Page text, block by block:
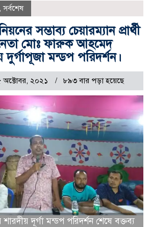
সর্বশেষ
সম্ভাব্য চেয়ারম্যান প্রার্থী
মোঃ ফারুক আহমেদ
দুর্গাপূজা মন্ডপ পরিদর্শন।
২০২১ ৮৯৩ বার পড়া হয়েছে
দূর্গা মন্ডপ পরিদর্শন শেষে বক্তব্য